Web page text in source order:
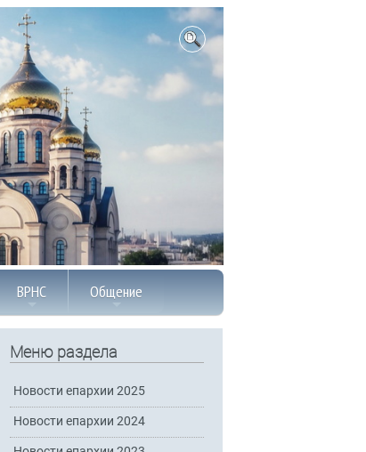
ВРНС Общение
Меню раздела
Новости епархии 2025
Новости епархии 2024